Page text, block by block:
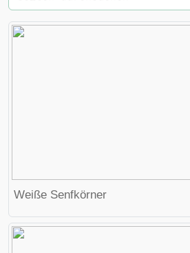
Weiße Senfkörner